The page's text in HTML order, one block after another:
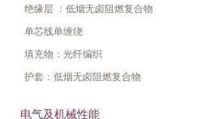
绝缘层 ：低烟无卤阻燃复合物
单芯线单缠绕
填充物：光纤编织
护套：低烟无卤阻燃复合物
电气及机械性能